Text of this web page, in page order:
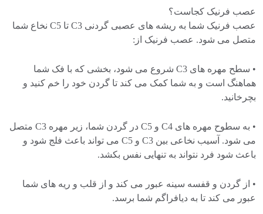
عصب فرنیک کجاست؟
عصب فرنیک شما به ریشه های عصبی گردنی C3 تا C5 نخاع شما
متصل می شود. عصب فرنیک از:
• سطح مهره های C3 شروع می شود، بخشی که با فک شما
هماهنگ است و به شما کمک می کند تا گردن خود را خم کنید و
بچرخانید.
• به سطوح مهره های C4 و C5 در گردن شما، زیر مهره C3 متصل
می شود. آسیب نخاعی بین C3 و C5 می تواند باعث فلج شود و
باعث شود فرد نتواند به تنهایی نفس بکشد.
• از گردن و قفسه سینه عبور می کند و از قلب و ریه های شما
عبور می کند تا به دیافراگم شما برسد.